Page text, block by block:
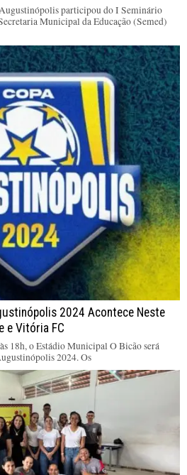
participou do I Seminário
Municipal da Educação (Semed)
2024 Acontece Neste
e Vitória FC
18h, o Estádio Municipal O Bicão será
2024. Os